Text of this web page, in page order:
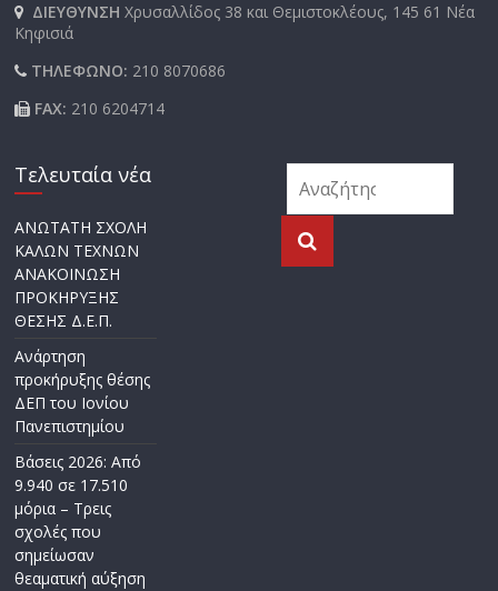
ΔΙΕΥΘΥΝΣΗΧρυσαλλίδος 38 και Θεμιστοκλέους, 145 61 Νέα
Κηφισιά
ΤΗΛΕΦΩΝΟ: 210 8070686
FAX: 210 6204714
Τελευταία νέα
ΑΝΩΤΑΤΗ ΣΧΟΛΗ
ΚΑΛΩΝ ΤΕΧΝΩΝ
ΑΝΑΚΟΙΝΩΣΗ
ΠΡΟΚΗΡΥΞΗΣ
ΘΕΣΗΣ Δ.Ε.Π.
Ανάρτηση
προκήρυξης θέσης
ΔΕΠ του Ιονίου
Πανεπιστημίου
Βάσεις 2026: Από
9.940 σε 17.510
μόρια – Τρεις
σχολές που
σημείωσαν
θεαματική αύξηση